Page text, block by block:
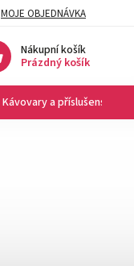
MOJE OBJEDNÁVKA
Nákupní košík
Prázdný košík
Kávovary a příslušenství